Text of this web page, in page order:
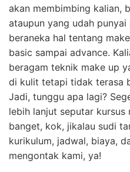
akan membimbing kalian,
ataupun yang udah
beraneka hal tentang
basic sampai advance.
beragam teknik make up
di kulit tetapi tidak terasa
Jadi, tunggu apa lagi?
lebih lanjut seputar
banget, kok, jikalau sudi
kurikulum, jadwal, biaya,
mengontak kami, ya!